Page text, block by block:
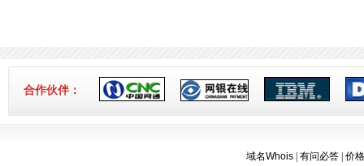
合作伙伴：
域名Whois 有问必答 价